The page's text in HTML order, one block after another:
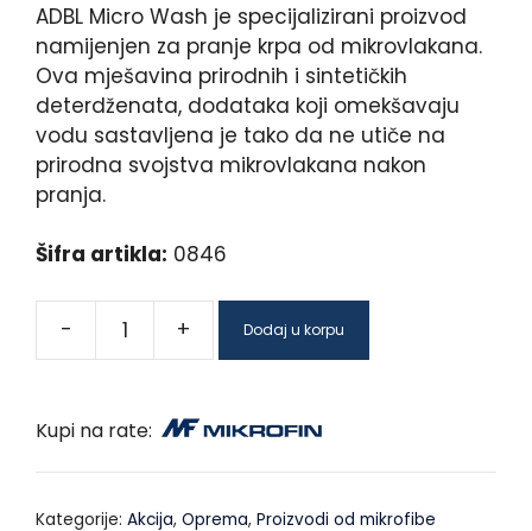
ADBL Micro Wash je specijalizirani proizvod
namijenjen za pranje krpa od mikrovlakana.
Ova mješavina prirodnih i sintetičkih
deterdženata, dodataka koji omekšavaju
vodu sastavljena je tako da ne utiče na
prirodna svojstva mikrovlakana nakon
pranja.
Šifra artikla: 0846
- + Dodaj u korpu
Kupi na rate:
Kategorije: Akcija, Oprema, Proizvodi od mikrofibe